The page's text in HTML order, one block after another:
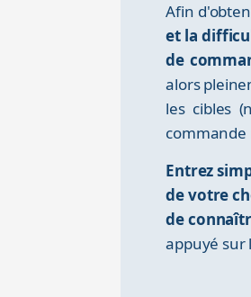
Afin
et la
de
alors
les cibles
commande
Entrez
de votre
de
appuyé sur